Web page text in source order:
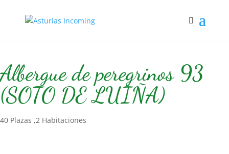
DE LUIÑA)
Albergue de peregrinos 93
(SOTO DE LUIÑA)
40 Plazas ,2 Habitaciones